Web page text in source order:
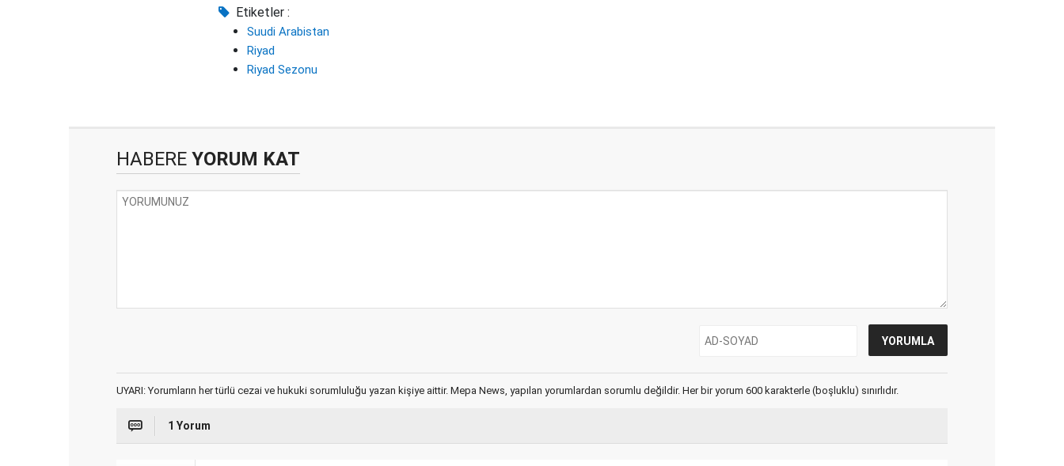
Etiketler :
Suudi Arabistan
Riyad
Riyad Sezonu
HABERE YORUM KAT
UYARI: Yorumların her türlü cezai ve hukuki sorumluluğu yazan kişiye aittir. Mepa News, yapılan yorumlardan sorumlu değildir. Her bir yorum 600 karakterle (boşluklu) sınırlıdır.
1 Yorum